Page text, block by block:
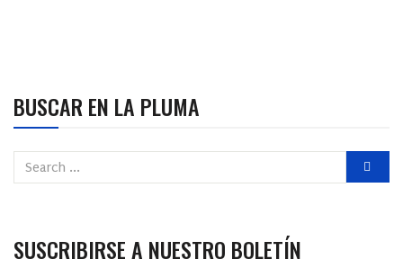
BUSCAR EN LA PLUMA
SUSCRIBIRSE A NUESTRO BOLETÍN